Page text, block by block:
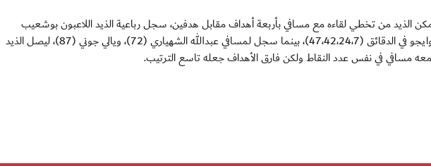
تمكن الذيد من تخطي لقاءه مع مسافي بأربعة أهداف مقابل هدفين، سجل رباعية الذيد اللاعبون بوشعيب
سفياني "هدفين"، خميس علي، وبابا وايجو في الدقائق (47،42،24،7)، بينما سجل لمسافي عبدالله الشهياري (72)، ويالي جوني (87)، ليصل الذيد